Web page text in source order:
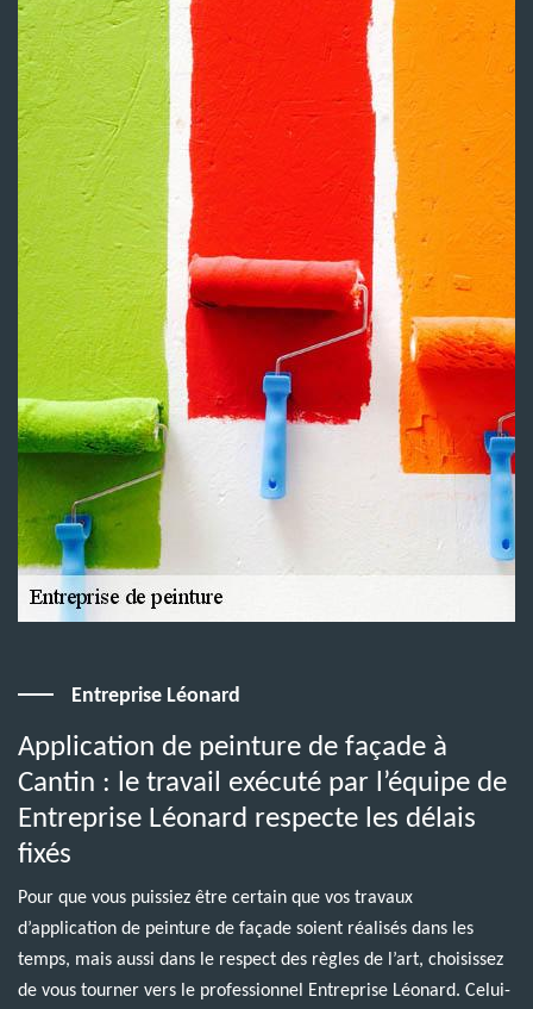
Entreprise Léonard
Application de peinture de façade à
Cantin : le travail exécuté par l’équipe de
Entreprise Léonard respecte les délais
fixés
Pour que vous puissiez être certain que vos travaux
d’application de peinture de façade soient réalisés dans les
temps, mais aussi dans le respect des règles de l’art, choisissez
de vous tourner vers le professionnel Entreprise Léonard. Celui-